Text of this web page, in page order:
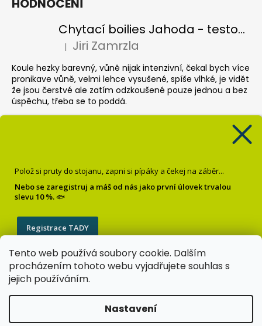
Tento web používá soubory cookie. Dalším
procházením tohoto webu vyjadřujete souhlas s
jejich používáním.
Nastavení
HODNOCENÍ
Chytací boilies Jahoda - testovací balení
Hodnocení produktu je 4 z 5 hvězdiček.
| Jiri Zamrzla
Koule hezky barevný, vůně nijak intenzivní, čekal bych více
pronikave vůně, velmi lehce vysušené, spíše vlhké, je vidět
že jsou čerstvé ale zatím odzkoušené pouze jednou a bez
úspěchu, třeba se to poddá.
Tento výrobek mě nezklamal. Při lovu jsem měl velmi
časté záběry.
Polož si pruty do stojanu, zapni si pípáky a čekej na záběr...
Nebo se zaregistruj a máš od nás jako první úlovek trvalou
slevu 10 %.🐟
Registrace TADY
Zásady zpracování osobních údajů